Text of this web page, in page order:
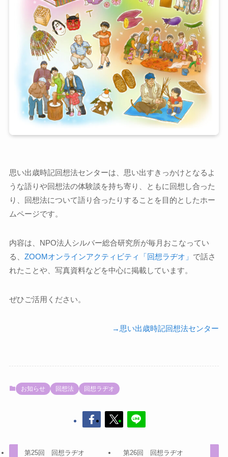
思い出歳時記回想法センターは、思い出すきっかけとなるよ
うな語りや回想法の体験談を持ち寄り、ともに回想し合った
り、回想法について語り合ったりすることを目的としたホー
ムページです。
内容は、NPO法人シルバー総合研究所が毎月おこなってい
る、 ZOOMオンラインアクティビティ「回想ラヂオ」 で話さ
れたことや、写真資料などを中心に掲載しています。
ぜひご活用ください。
→思い出歳時記回想法センター
お知らせ 回想法 回想ラヂオ
第25回 回想ラヂオ
第26回 回想ラヂオ